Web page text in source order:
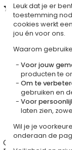
5,00 (1
Champagneglas
Leuk dat je er
toestemming
cookies werkt
jou én voor ons.
Waarom
Voor jouw
producten te
Om te
gebruiken en
Voor
laten zien,
Wil je je
onderaan de